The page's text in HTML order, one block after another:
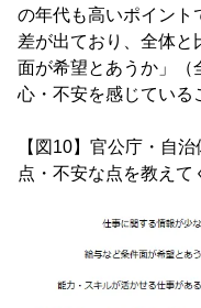
の年代も高いポイント
差が出ており、全体
面が希望とあうか」（
心・不安を感じている
【図10】官公庁・自
点・不安な点を教えて